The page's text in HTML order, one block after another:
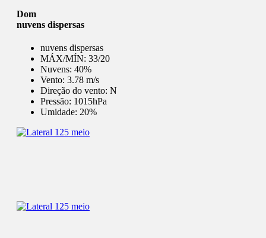
Dom
nuvens dispersas
nuvens dispersas
MÁX/MÍN: 33/20
Nuvens: 40%
Vento: 3.78 m/s
Direção do vento: N
Pressão: 1015hPa
Umidade: 20%